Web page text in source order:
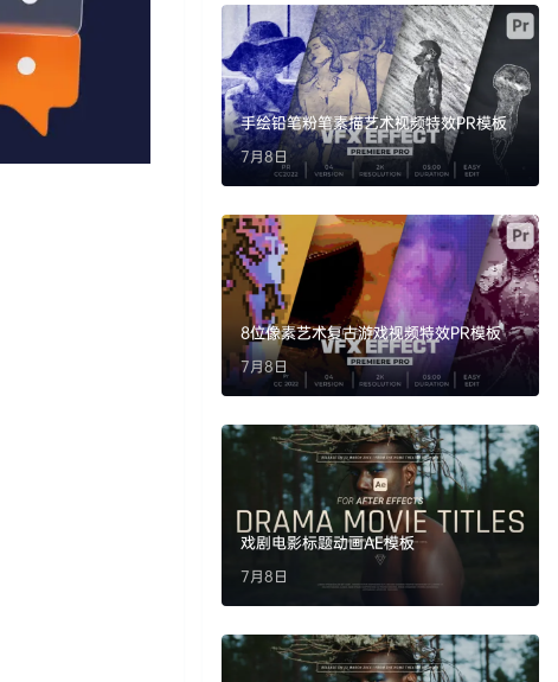
手绘铅笔粉笔素描艺术视频特效PR模板
7月8日
8位像素艺术复古游戏视频特效PR模板
7月8日
戏剧电影标题动画AE模板
7月8日